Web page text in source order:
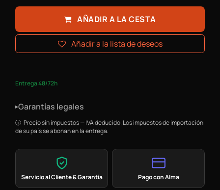
AÑADIR A LA CESTA
Añadir a la lista de deseos
Entrega 48/72h
▸Garantías legales
Precio sin impuestos — IVA deducido. Los impuestos de importación
de su país se abonan en la entrega.
Servicio al Cliente & Garantía Pago con Alma